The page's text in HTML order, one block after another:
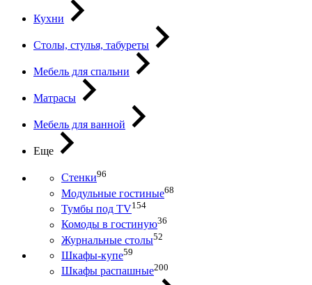
Кухни
Столы, стулья, табуреты
Мебель для спальни
Матрасы
Мебель для ванной
Еще
Стенки96
Модульные гостиные68
Тумбы под ТV154
Комоды в гостиную36
Журнальные столы52
Шкафы-купе59
Шкафы распашные200